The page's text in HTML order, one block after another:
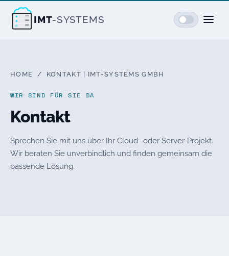
IMT-SYSTEMS
HOME / KONTAKT | IMT-SYSTEMS GMBH
WIR SIND FÜR SIE DA
Kontakt
Sprechen Sie mit uns über Ihr Cloud- oder Server-Projekt.
Wir beraten Sie unverbindlich und finden gemeinsam die
passende Lösung.